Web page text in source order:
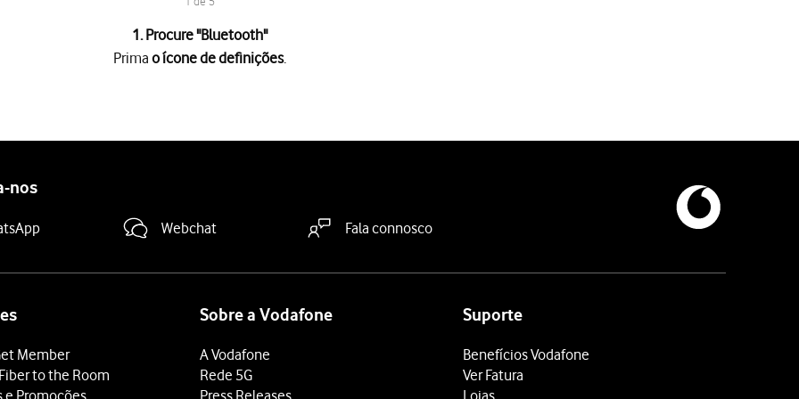
1. Procure "Bluetooth"
Primao ícone de definições.
deve estar ligado e pronto para estabelecer ligação via Bluetooth.
deslize o dedo de baixo para cima a partir da base do ecrã.
nos
Webchat Fala connosco
Member
to the Room
e Promoções
Sobre a Vodafone
A Vodafone
Rede 5G
Press Releases
Suporte
Benefícios Vodafone
Ver Fatura
Lojas